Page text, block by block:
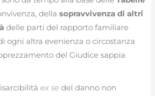
dellasopravvivenza di altri
delle parti del rapporto familiare
ogni altra evenienza o circostanza
del Giudice sappia
ex se del danno non